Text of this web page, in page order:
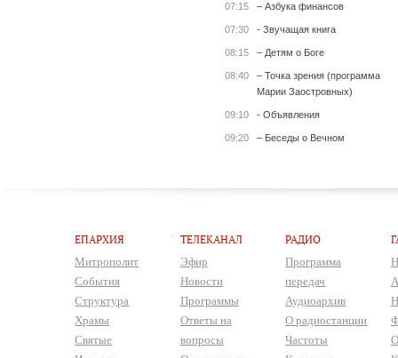
07:15 – Азбука финансов
07:30 - Звучащая книга
08:15 – Детям о Боге
08:40
– Точка зрения (программа
Марии Заостровных)
09:10 - Объявления
09:20 – Беседы о Вечном
ЕПАРХИЯ
Митрополит
События
Структура
Храмы
Святые
ТЕЛЕКАНАЛ
Эфир
Новости
Программы
Ответы на
вопросы
РАДИО
Программа
передач
Аудиоархив
О радиостанции
Частоты